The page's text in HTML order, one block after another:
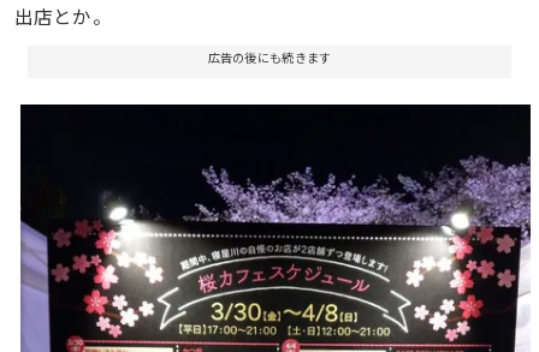
出店とか。
広告の後にも続きます